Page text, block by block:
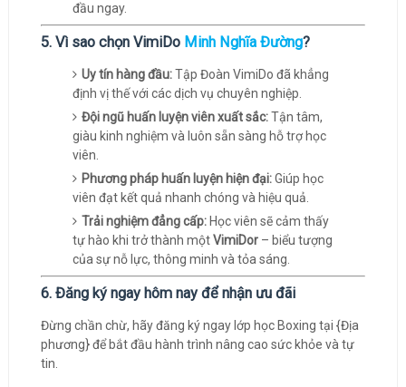
đầu ngay.
5. Vì sao chọn VimiDo Minh Nghĩa Đường?
Uy tín hàng đầu:Tập Đoàn VimiDo đã khẳng
định vị thế với các dịch vụ chuyên nghiệp.
Đội ngũ huấn luyện viên xuất sắc:Tận tâm,
giàu kinh nghiệm và luôn sẵn sàng hỗ trợ học
viên.
Phương pháp huấn luyện hiện đại:Giúp học
viên đạt kết quả nhanh chóng và hiệu quả.
Trải nghiệm đẳng cấp:Học viên sẽ cảm thấy
tự hào khi trở thành mộtVimiDor– biểu tượng
của sự nỗ lực, thông minh và tỏa sáng.
6. Đăng ký ngay hôm nay để nhận ưu đãi
Đừng chần chừ, hãy đăng ký ngay lớp học Boxing tại {Địa
phương} để bắt đầu hành trình nâng cao sức khỏe và tự
tin.